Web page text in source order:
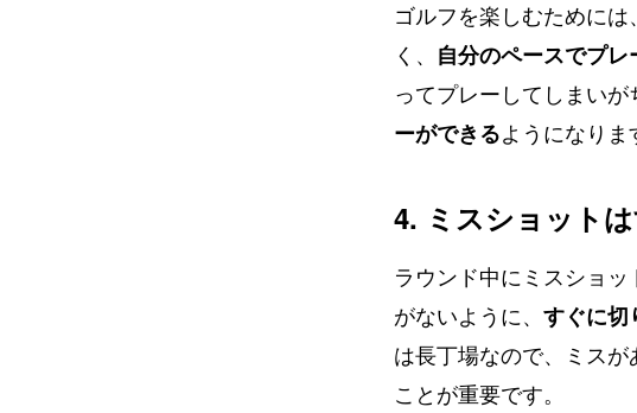
ゴルフを楽しむために
く、 自分のペースでプ
ってプレーしてしまいが
ーができるようになりま
4. ミスショット
ラウンド中にミスショ
がないように、 すぐに切
は長丁場なので、ミス
ことが重要です。